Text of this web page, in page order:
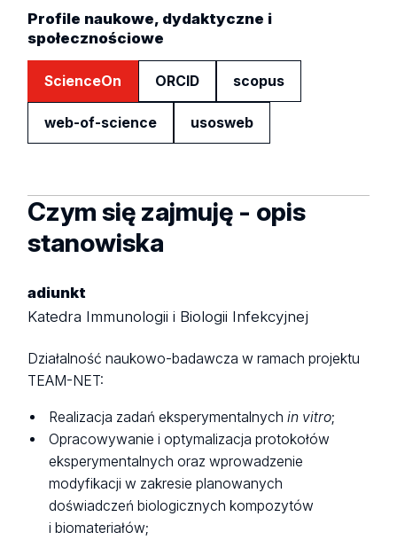
Profile naukowe, dydaktyczne i
społecznościowe
ScienceOn ORCID scopus
web-of-science usosweb
Czym się zajmuję - opis
stanowiska
adiunkt
Katedra Immunologii i Biologii Infekcyjnej
Działalność naukowo-badawcza w ramach projektu
TEAM-NET:
Realizacja zadań eksperymentalnychin vitro;
Opracowywanie i optymalizacja protokołów
eksperymentalnych oraz wprowadzenie
modyfikacji w zakresie planowanych
doświadczeń biologicznych kompozytów
i biomateriałów;